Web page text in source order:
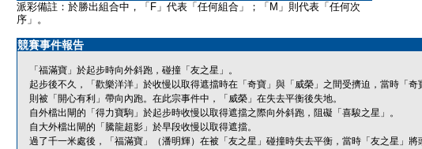
派彩備註：於勝出組合中，「F」代表「任何組合」；「M」則代表「任何次
序」。
競賽事件報告
「福滿寶」於起步時向外斜跑，碰撞「友之星」。
起步後不久，「歡樂洋洋」於收慢以取得遮擋時在「奇寶」與「威榮」之間受擠迫，當時「奇
則被「開心有利」帶向內跑。在此宗事件中，「威榮」在失去平衡後失地。
自外檔出閘的「得力寶駒」於起步時收慢以取得遮擋之際向外斜跑，阻礙「喜駿之星」。
自大外檔出閘的「騰龍超影」於早段收慢以取得遮擋。
過了千一米處後，「福滿寶」（潘明輝）在被「友之星」碰撞時失去平衡，當時「友之星」